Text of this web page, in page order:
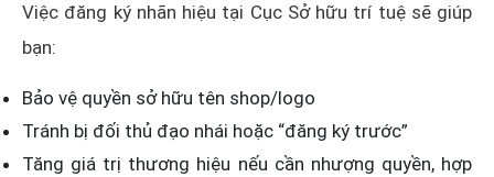
Việc đăng ký nhãn hiệu tại Cục Sở hữu trí tuệ sẽ giúp
bạn:
Bảo vệ quyền sở hữu tên shop/logo
Tránh bị đối thủ đạo nhái hoặc “đăng ký trước”
Tăng giá trị thương hiệu nếu cần nhượng quyền, hợp